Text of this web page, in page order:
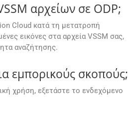
αρχείων σε ODP;
Cloud κατά τη μετατροπή
εικόνες στα αρχεία VSSM σας,
αναζήτησης.
εμπορικούς σκοπούς;
χρήση, εξετάστε το ενδεχόμενο